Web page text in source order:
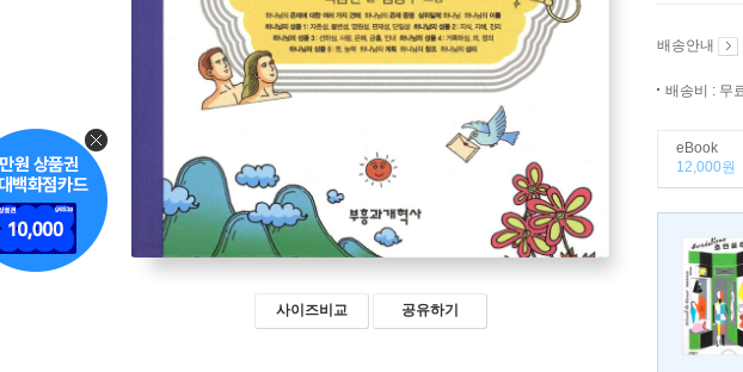
사이즈비교 공유하기
배송안내
배송비 : 무
eBook
12,000원